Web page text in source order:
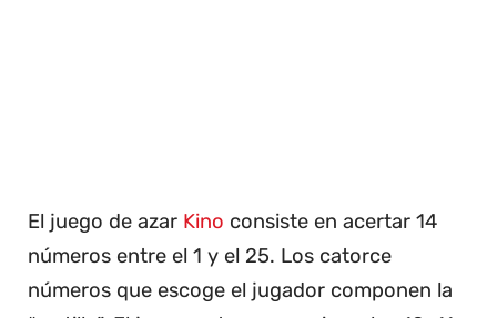
El juego de azar Kino consiste en acertar 14
números entre el 1 y el 25. Los catorce
números que escoge el jugador componen la